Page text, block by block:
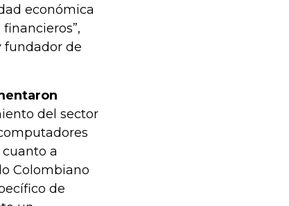
económica
fundador de
del sector
cuanto a
Colombiano
de